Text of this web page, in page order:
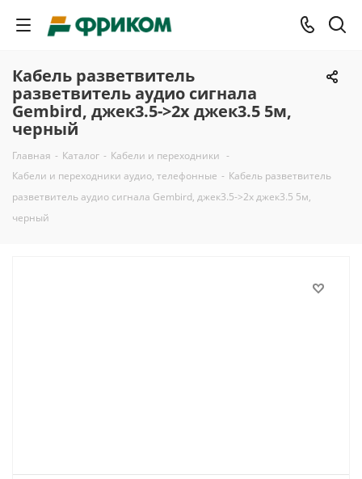
Кабель разветвитель
разветвитель аудио сигнала
Gembird, джек3.5->2х джек3.5 5м,
черный
Главная - Каталог - Кабели и переходники -
Кабели и переходники аудио, телефонные - Кабель разветвитель
разветвитель аудио сигнала Gembird, джек3.5->2х джек3.5 5м,
черный